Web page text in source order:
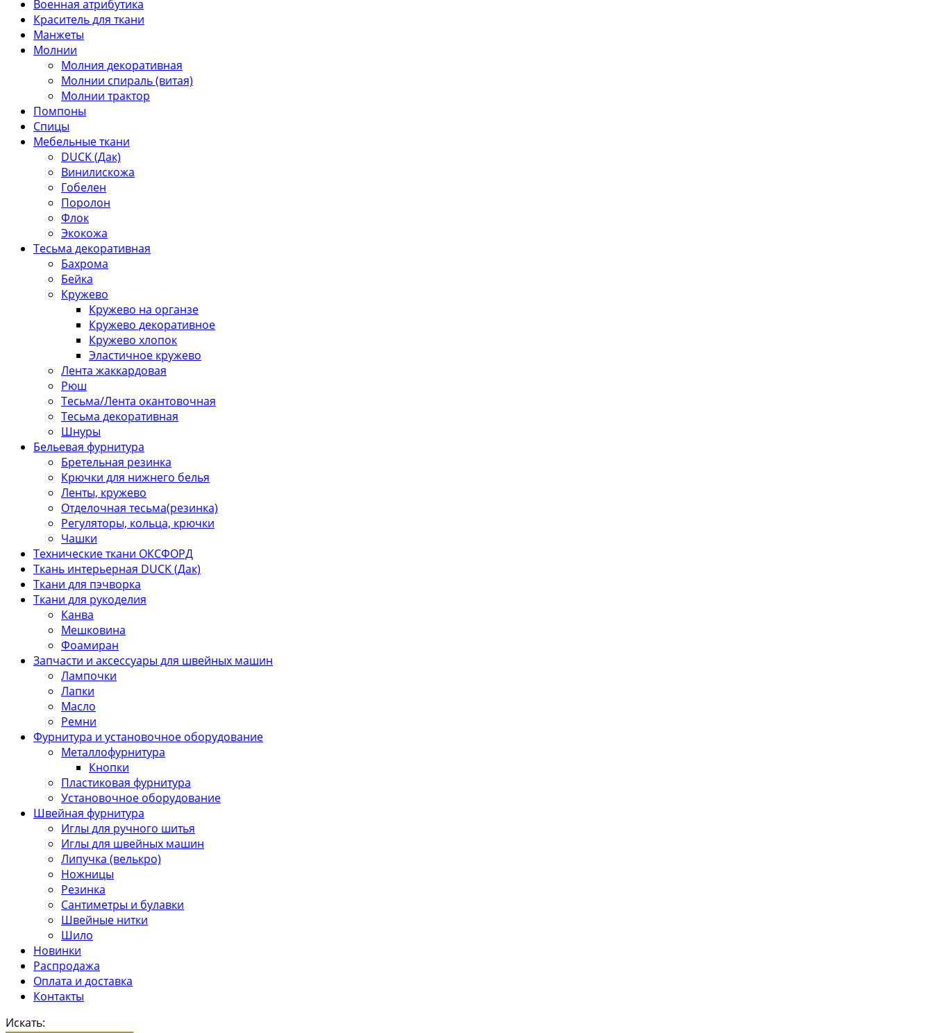
Военная атрибутика
Краситель для ткани
Манжеты
Молнии
Молния декоративная
Молнии спираль (витая)
Молнии трактор
Помпоны
Спицы
Мебельные ткани
DUCK (Дак)
Винилискожа
Гобелен
Поролон
Флок
Экокожа
Тесьма декоративная
Бахрома
Бейка
Кружево
Кружево на органзе
Кружево декоративное
Кружево хлопок
Эластичное кружево
Лента жаккардовая
Рюш
Тесьма/Лента окантовочная
Тесьма декоративная
Шнуры
Бельевая фурнитура
Бретельная резинка
Крючки для нижнего белья
Ленты, кружево
Отделочная тесьма(резинка)
Регуляторы, кольца, крючки
Чашки
Технические ткани ОКСФОРД
Ткань интерьерная DUCK (Дак)
Ткани для пэчворка
Ткани для рукоделия
Канва
Мешковина
Фоамиран
Запчасти и аксессуары для швейных машин
Лампочки
Лапки
Масло
Ремни
Фурнитура и установочное оборудование
Металлофурнитура
Кнопки
Пластиковая фурнитура
Установочное оборудование
Швейная фурнитура
Иглы для ручного шитья
Иглы для швейных машин
Липучка (велькро)
Ножницы
Резинка
Сантиметры и булавки
Швейные нитки
Шило
Новинки
Распродажа
Оплата и доставка
Контакты
Искать: